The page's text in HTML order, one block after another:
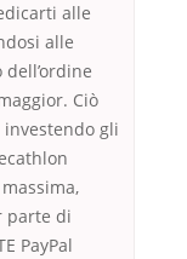
alle
alle
Ciò
gli
parte di
PayPal